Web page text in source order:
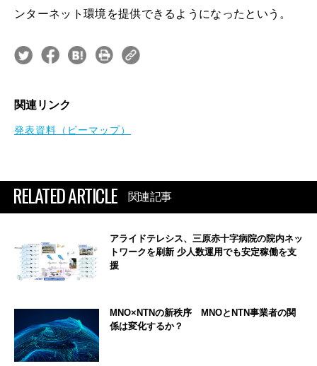
ンターネット環境を提供できるようになったという。
関連リンク
発表資料（ビーマップ）
RELATED ARTICLE 関連記事
アライドテレシス、三原赤十字病院の院内ネッ
トワークを刷新 少人数運用でも安定稼働を支
援
MNO×NTNの新秩序 MNOとNTN事業者の関
係は変化するか？